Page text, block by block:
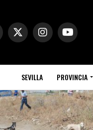
SEVILLA PROVINCIA